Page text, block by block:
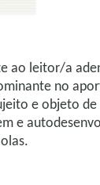
ao leitor/a
no
e objeto
e